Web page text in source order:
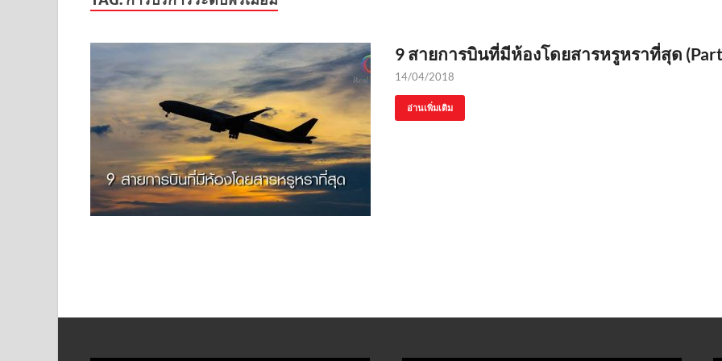
9 สายการบินที่มีห้องโดยสารหรูหราที่สุด
14/04/2018
อ่านเพิ่มเติม